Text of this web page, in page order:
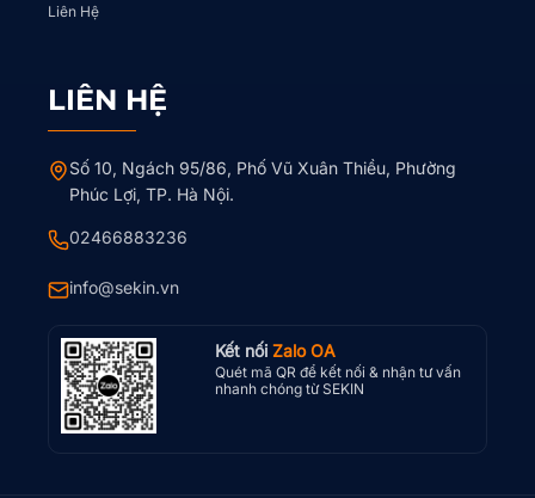
Liên Hệ
LIÊN HỆ
Số 10, Ngách 95/86, Phố Vũ Xuân Thiều, Phường
Phúc Lợi, TP. Hà Nội.
02466883236
info@sekin.vn
Kết nối Zalo OA
Quét mã QR để kết nối & nhận tư vấn
nhanh chóng từ SEKIN